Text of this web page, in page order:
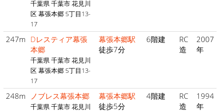
千葉県 千葉市 花見川
区 幕張本郷 5丁目13-
17
247m Dレスティア幕張
本郷
千葉県 千葉市 花見川
区 幕張本郷 5丁目13-
17
幕張本郷駅
徒歩7分
6階建
RC
造
2007
年
248m ノブレス幕張本郷
千葉県 千葉市 花見川
幕張本郷駅
徒歩5分
4階建
RC
造
1994
年